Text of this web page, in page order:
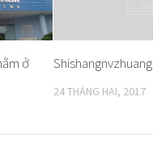
ở Shishangnvzhuang
24 THÁNG HAI, 2017